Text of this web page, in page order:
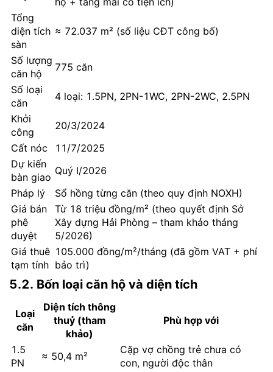
Tổng
diện tích
sàn
≈ 72.037 m² (số liệu CĐT công bố)
Số lượng
căn hộ
775 căn
Số loại
căn
4 loại: 1.5PN, 2PN-1WC, 2PN-2WC, 2.5PN
Khởi
công
20/3/2024
Cất nóc
11/7/2025
Dự kiến
bàn giao
Quý I/2026
Pháp lý
Sổ hồng từng căn (theo quy định NOXH)
Giá bán
phê
duyệt
Từ 18 triệu đồng/m² (theo quyết định Sở
Xây dựng Hải Phòng – tham khảo tháng
5/2026)
Giá thuê
tạm tính
105.000 đồng/m²/tháng (đã gồm VAT + phí
bảo trì)
5.2. Bốn loại căn hộ và diện tích
Loại
căn
Diện tích thông
thuỷ (tham
khảo)
Phù hợp với
1.5
PN
≈ 50,4 m²
Cặp vợ chồng trẻ chưa có
con, người độc thân